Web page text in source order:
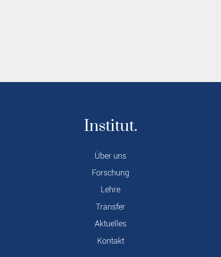
Institut.
Über uns
Forschung
Lehre
Transfer
Aktuelles
Kontakt